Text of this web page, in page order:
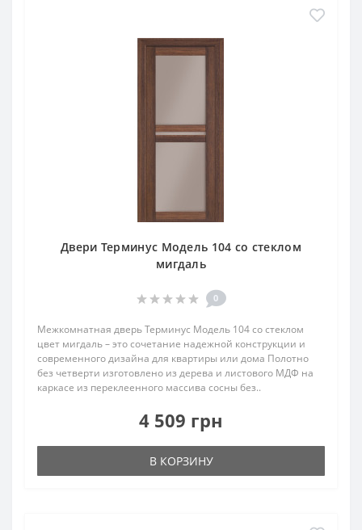
Двери Терминус Модель 104 со стеклом
мигдаль
0
Межкомнатная дверь Терминус Модель 104 со стеклом
цвет мигдаль – это сочетание надежной конструкции и
современного дизайна для квартиры или дома Полотно
без четверти изготовлено из дерева и листового МДФ на
каркасе из переклеенного массива сосны без..
4 509 грн
В КОРЗИНУ